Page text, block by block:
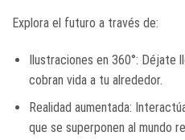
Explora el futuro a través de:
Ilustraciones en 360°: Déjate
cobran vida a tu alrededor.
Realidad aumentada:
que se superponen al mundo